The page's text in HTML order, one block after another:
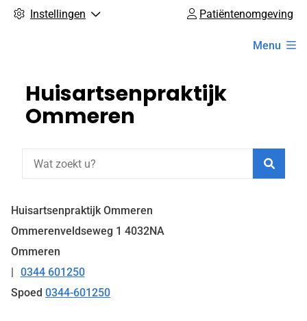
Instellingen Patiëntenomgeving
Menu
Huisartsenpraktijk
Ommeren
Huisartsenpraktijk Ommeren
Ommerenveldseweg 1 4032NA
Ommeren
Tel:
0344 601250
Spoed 0344-601250